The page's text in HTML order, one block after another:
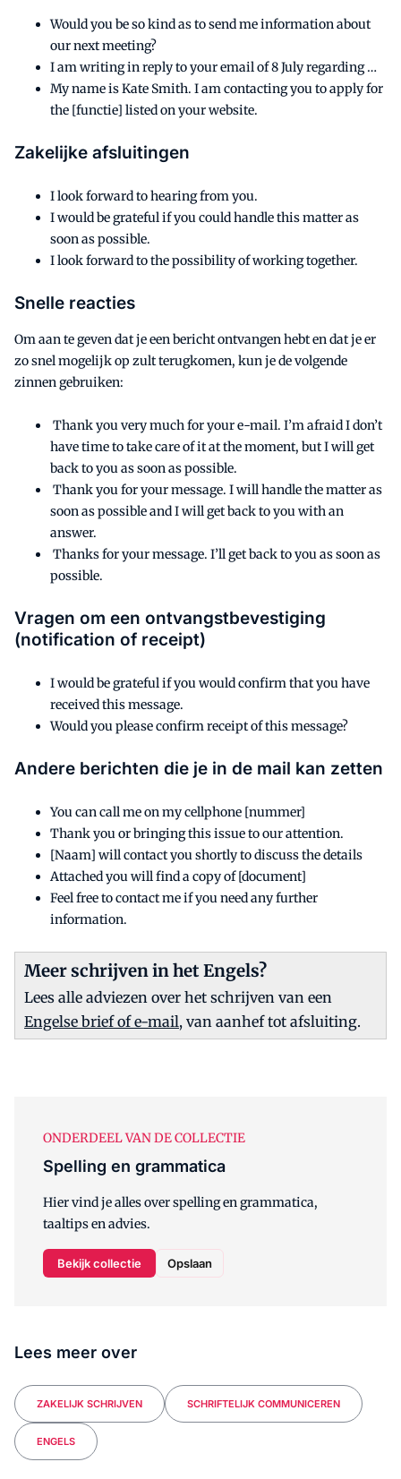
Would you be so kind as to send me information about
our next meeting?
I am writing in reply to your email of 8 July regarding …
My name is Kate Smith. I am contacting you to apply for
the [functie] listed on your website.
Zakelijke afsluitingen
I look forward to hearing from you.
I would be grateful if you could handle this matter as
soon as possible.
I look forward to the possibility of working together.
Snelle reacties
Om aan te geven dat je een bericht ontvangen hebt en dat je er
zo snel mogelijk op zult terugkomen, kun je de volgende
zinnen gebruiken:
Thank you very much for your e-mail. I’m afraid I don’t
have time to take care of it at the moment, but I will get
back to you as soon as possible.
Thank you for your message. I will handle the matter as
soon as possible and I will get back to you with an
answer.
Thanks for your message. I’ll get back to you as soon as
possible.
Vragen om een ontvangstbevestiging
(notification of receipt)
I would be grateful if you would confirm that you have
received this message.
Would you please confirm receipt of this message?
Andere berichten die je in de mail kan zetten
You can call me on my cellphone [nummer]
Thank you or bringing this issue to our attention.
[Naam] will contact you shortly to discuss the details
Attached you will find a copy of [document]
Feel free to contact me if you need any further
information.
Meer schrijven in het Engels?
Lees alle adviezen over het schrijven van een
Engelse brief of e-mail, van aanhef tot afsluiting.
ONDERDEEL VAN DE COLLECTIE
Spelling en grammatica
Hier vind je alles over spelling en grammatica,
taaltips en advies.
Bekijk collectie Opslaan
Lees meer over
ZAKELIJK SCHRIJVEN SCHRIFTELIJK COMMUNICEREN
ENGELS